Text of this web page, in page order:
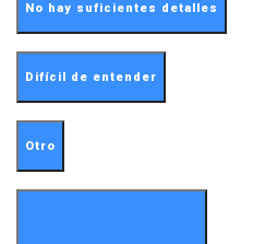
No hay suficientes detalles
Difícil de entender
Otro